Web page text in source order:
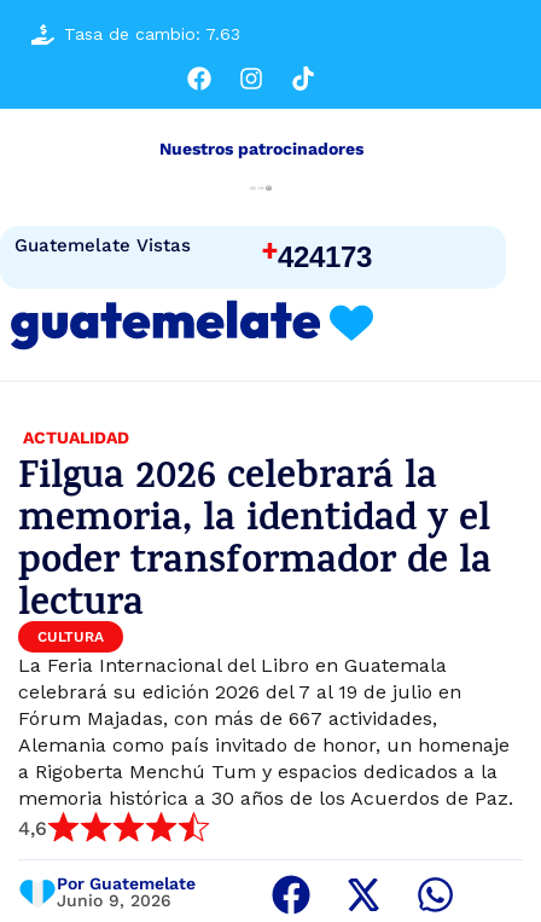
Tasa de cambio: 7.63
Guatemelate Vistas +424173
Nuestros patrocinadores
ACTUALIDAD
Filgua 2026 celebrará la
memoria, la identidad y el
poder transformador de la
lectura
CULTURA
La Feria Internacional del Libro en Guatemala
celebrará su edición 2026 del 7 al 19 de julio en
Fórum Majadas, con más de 667 actividades,
Alemania como país invitado de honor, un homenaje
a Rigoberta Menchú Tum y espacios dedicados a la
memoria histórica a 30 años de los Acuerdos de Paz.
4,6
Por Guatemelate
Junio 9, 2026